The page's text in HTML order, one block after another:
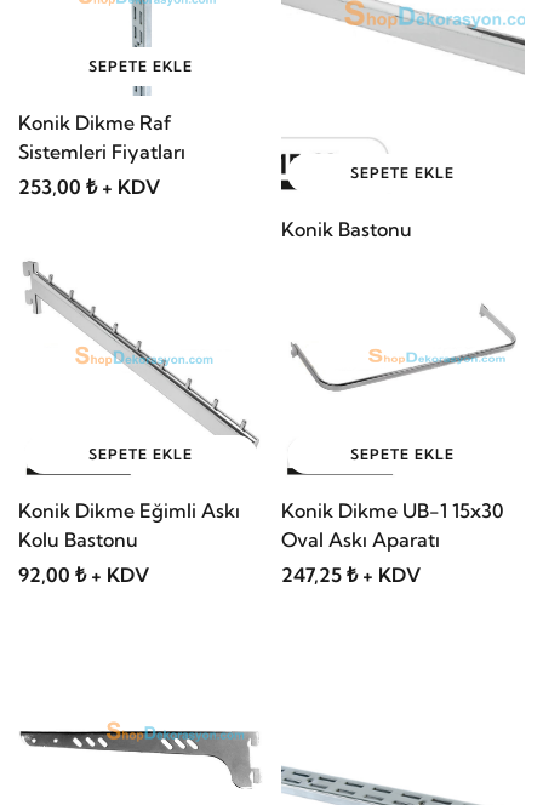
SEPETE EKLE
Konik Dikme Raf
Sistemleri Fiyatları
253,00 ₺ + KDV
SEPETE EKLE
Konik Bastonu
SEPETE EKLE
Konik Dikme Eğimli Askı
Kolu Bastonu
92,00 ₺ + KDV
SEPETE EKLE
Konik Dikme UB-1 15x30
Oval Askı Aparatı
247,25 ₺ + KDV